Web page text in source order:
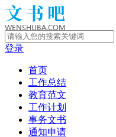
登录
首页
工作总结
教育范文
工作计划
事务文书
通知申请